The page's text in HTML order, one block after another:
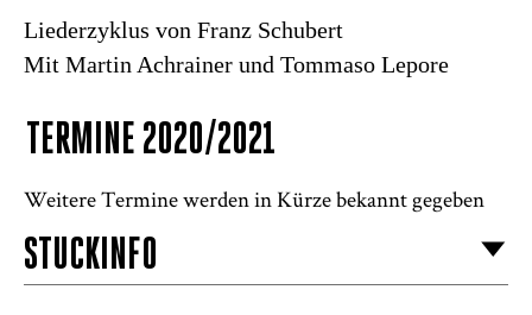
Liederzyklus von Franz Schubert
Mit Martin Achrainer und Tommaso Lepore
TERMINE 2020/2021
Weitere Termine werden in Kürze bekannt gegeben
STÜCKINFO